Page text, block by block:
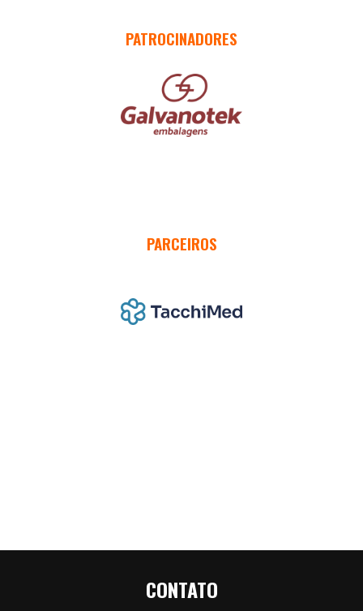
PATROCINADORES
PARCEIROS
CONTATO